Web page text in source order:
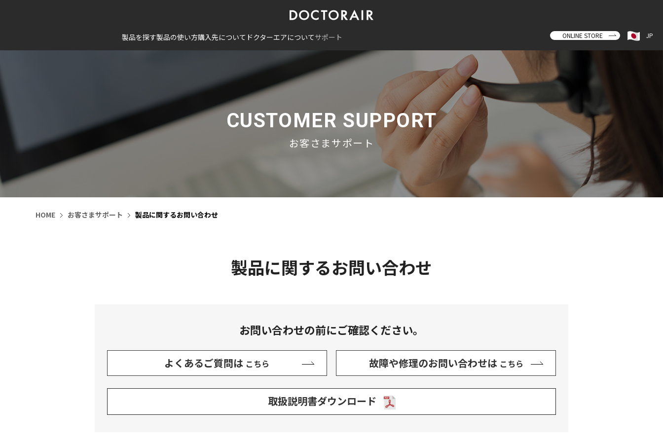
製品を探す製品の使い方購入先について ドクターエアについてサポート ONLINE STORE JP
CUSTOMER SUPPORT
お客さまサポート
HOME お客さまサポート 製品に関するお問い合わせ
製品に関するお問い合わせ
お問い合わせの前にご確認ください。
よくあるご質問は こちら 故障や修理のお問い合わせは こちら
取扱説明書ダウンロード